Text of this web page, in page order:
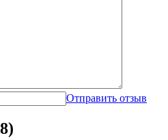
Отправить отзыв